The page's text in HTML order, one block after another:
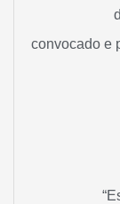
convocado e